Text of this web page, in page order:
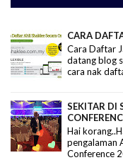
CARA
Cara Daftar
datang blog
cara nak
SEKITAR DI
Hai
pengalaman
Conference